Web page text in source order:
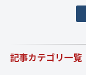
記事カテゴリ一覧